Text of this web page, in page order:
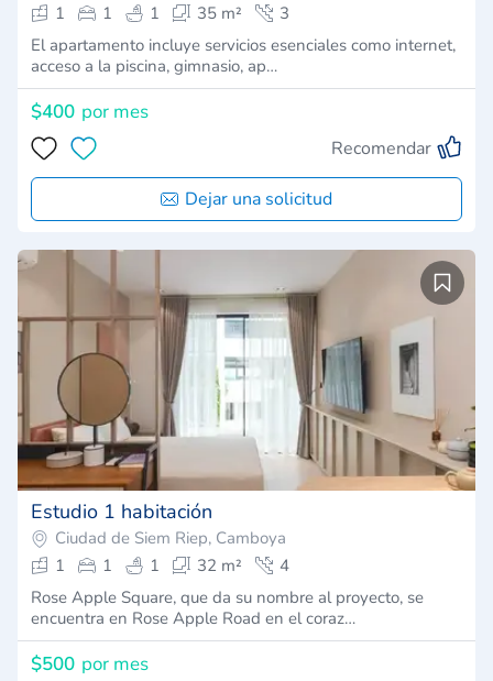
1
1 1 35 m²
3
El apartamento incluye servicios esenciales como internet,
acceso a la piscina, gimnasio, ap…
$400 por mes
Recomendar
Dejar una solicitud
Estudio 1 habitación
Ciudad de Siem Riep, Camboya
1
1 1 32 m²
4
Rose Apple Square, que da su nombre al proyecto, se
encuentra en Rose Apple Road en el coraz…
$500 por mes